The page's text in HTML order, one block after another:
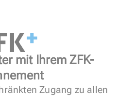
mit Ihrem ZFK-
Zugang zu allen